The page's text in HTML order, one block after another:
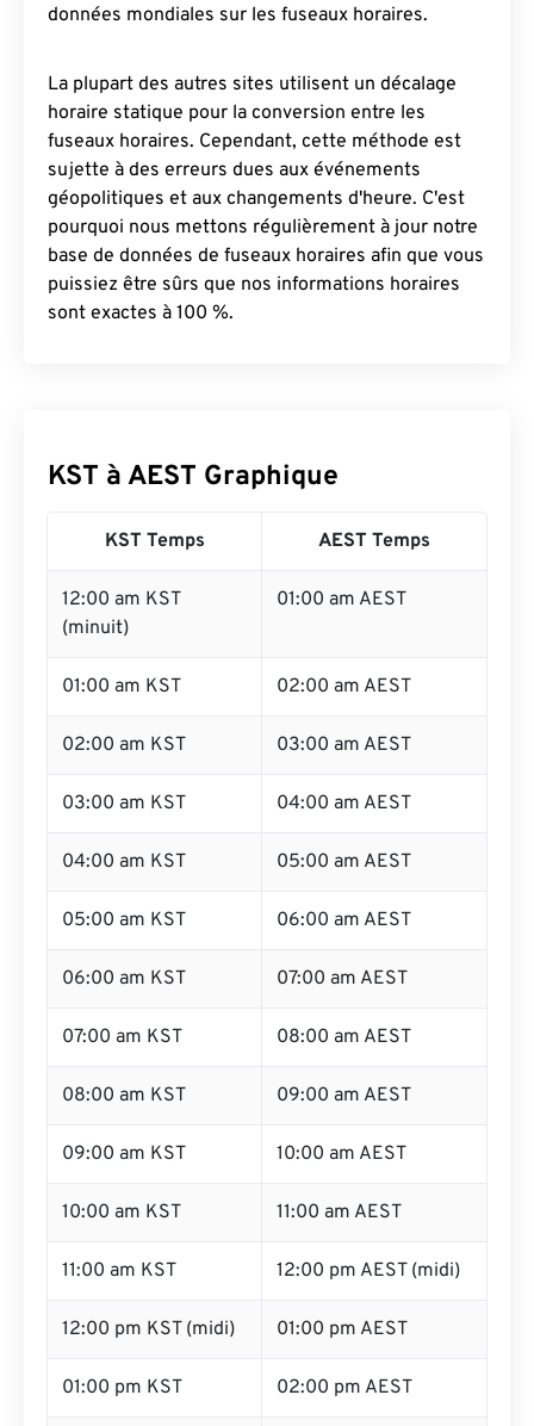
données mondiales sur les fuseaux horaires.
La plupart des autres sites utilisent un décalage
horaire statique pour la conversion entre les
fuseaux horaires. Cependant, cette méthode est
sujette à des erreurs dues aux événements
géopolitiques et aux changements d'heure. C'est
pourquoi nous mettons régulièrement à jour notre
base de données de fuseaux horaires afin que vous
puissiez être sûrs que nos informations horaires
sont exactes à 100 %.
KST à AEST Graphique
KST Temps AEST Temps
12:00 am KST
(minuit)
01:00 am AEST
01:00 am KST 02:00 am AEST
02:00 am KST 03:00 am AEST
03:00 am KST 04:00 am AEST
04:00 am KST 05:00 am AEST
05:00 am KST 06:00 am AEST
06:00 am KST 07:00 am AEST
07:00 am KST 08:00 am AEST
08:00 am KST 09:00 am AEST
09:00 am KST 10:00 am AEST
10:00 am KST 11:00 am AEST
11:00 am KST 12:00 pm AEST (midi)
12:00 pm KST (midi) 01:00 pm AEST
01:00 pm KST 02:00 pm AEST